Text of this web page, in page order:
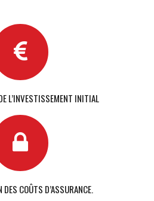
L’INVESTISSEMENT INITIAL
DES COÛTS D’ASSURANCE.